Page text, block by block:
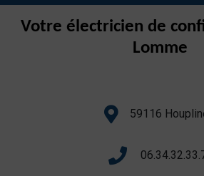
Votre électricien de
Lomme
59116